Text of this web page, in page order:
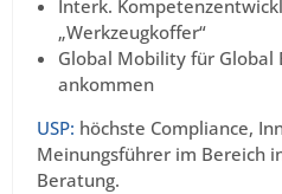
Interk.
„Werkzeugkoffer“
Global Mobility für Global
ankommen
USP: höchste Compliance,
Meinungsführer im Bereich
Beratung.